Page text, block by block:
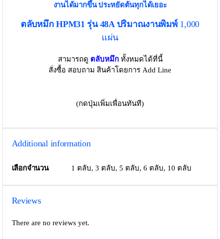
งานได้มากขึ้น ประหยัดต้นทุกได้เยอะ
ตลับหมึก HPM31 รุ่น 48A ปริมาณงานพิมพ์1,000
แผ่น
สามารถดู ตลับหมึกทั้งหมดได้ที่นี้
สั่งซื้อ สอบถาม สินค้าโดยการ Add Line
(กดปุ่มเพิ่มเพื่อนทันที)
Additional information
เลือกจำนวน 1 ตลับ, 3 ตลับ, 5 ตลับ, 6 ตลับ, 10 ตลับ
Reviews
There are no reviews yet.